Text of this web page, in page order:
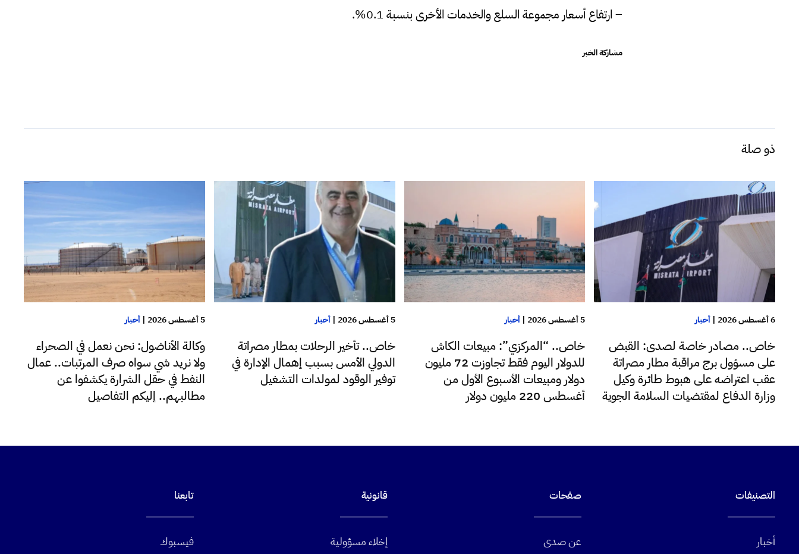
– ارتفاع أسعار مجموعة السلع والخدمات الأخرىبنسبة 0.1
%.
مشاركة الخبر
ذو صلة
6 أغسطس 2026 | أخبار
خاص.. مصادر خاصة لصدى: القبض
على مسؤول برج مراقبة مطار مصراتة
عقب اعتراضه على هبوط طائرة وكيل
وزارة الدفاع لمقتضيات السلامة الجوية
5 أغسطس 2026 | أخبار
خاص.. “المركزي”: مبيعات الكاش
للدولار اليوم فقط تجاوزت 72 مليون
دولار ومبيعات الأسبوع الأول من
أغسطس 220 مليون دولار
5 أغسطس 2026 |أخبار
خاص.. تأخير الرحلات بمطار مصراتة
الدولي الأمس بسبب إهمال الإدارة في
توفير الوقود لمولدات التشغيل
5 أغسطس 2026 |أخبار
وكالة الأناضول: نحن نعمل في الصحراء
ولا نريد شي سواه صرف المرتبات.. عمال
النفط في حقل الشرارة يكشفوا عن
مطالبهم.. إليكم التفاصيل
التصنيفات
أخبار
صفحات
عن صدى
قانونية
إخلاء مسؤولية
تابعنا
فيسبوك